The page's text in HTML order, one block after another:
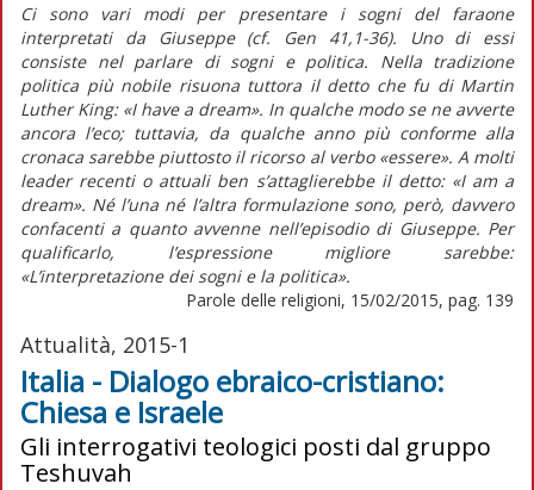
Ci sono vari modi per presentare i sogni del faraone
interpretati da Giuseppe (cf. Gen 41,1-36). Uno di essi
consiste nel parlare di sogni e politica. Nella tradizione
politica più nobile risuona tuttora il detto che fu di Martin
Luther King: «I have a dream». In qualche modo se ne avverte
ancora l’eco; tuttavia, da qualche anno più conforme alla
cronaca sarebbe piuttosto il ricorso al verbo «essere». A molti
leader recenti o attuali ben s’attaglierebbe il detto: «I am a
dream». Né l’una né l’altra formulazione sono, però, davvero
confacenti a quanto avvenne nell’episodio di Giuseppe. Per
qualificarlo, l’espressione migliore sarebbe:
«L’interpretazione dei sogni e la politica».
Parole delle religioni, 15/02/2015, pag. 139
Attualità, 2015-1
Italia - Dialogo ebraico-cristiano:
Chiesa e Israele
Gli interrogativi teologici posti dal gruppo
Teshuvah